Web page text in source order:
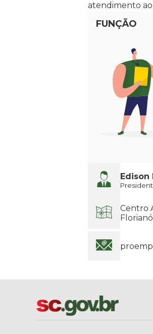
atendimento
FUNÇÃO
Edison
Centro